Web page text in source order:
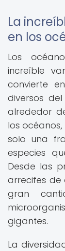
La
en los
Los
increíble
convierte
diversos
alrededor
los
solo una
especies
Desde las
arrecifes de
gran
gigantes.
La